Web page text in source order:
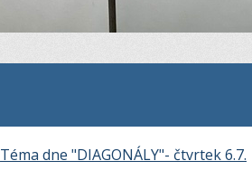
Téma dne "DIAGONÁLY"- čtvrtek 6.7.